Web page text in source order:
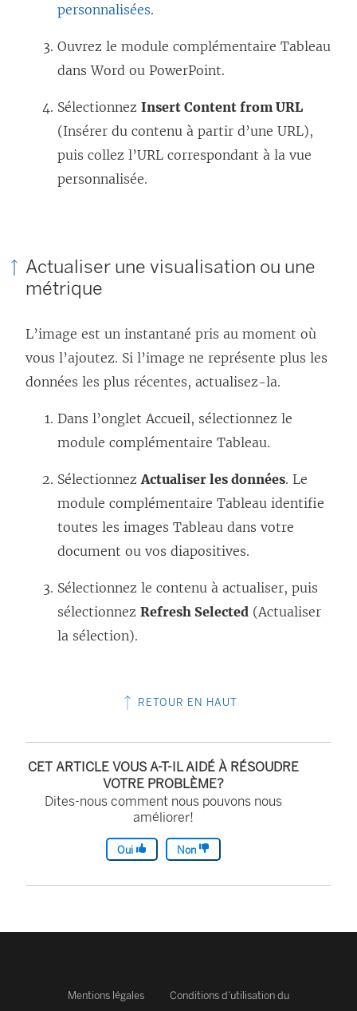
personnalisées.
Ouvrez le module complémentaire Tableau
dans Word ou PowerPoint.
Sélectionnez Insert Content from URL
(Insérer du contenu à partir d’une URL),
puis collez l’URL correspondant à la vue
personnalisée.
Actualiser une visualisation ou une
métrique
L’image est un instantané pris au moment où
vous l’ajoutez. Si l’image ne représente plus les
données les plus récentes, actualisez-la.
Dans l’onglet Accueil, sélectionnez le
module complémentaire Tableau.
Sélectionnez Actualiser les données. Le
module complémentaire Tableau identifie
toutes les images Tableau dans votre
document ou vos diapositives.
Sélectionnez le contenu à actualiser, puis
sélectionnez Refresh Selected (Actualiser
la sélection).
RETOUR EN HAUT
CET ARTICLE VOUS A-T-IL AIDÉ À RÉSOUDRE
VOTRE PROBLÈME?
Dites-nous comment nous pouvons nous
améliorer!
Oui Non
Mentions légales Conditions d’utilisation du